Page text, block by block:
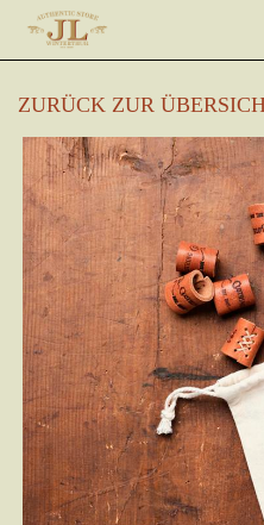
Skip
content
ZURÜCK ZUR